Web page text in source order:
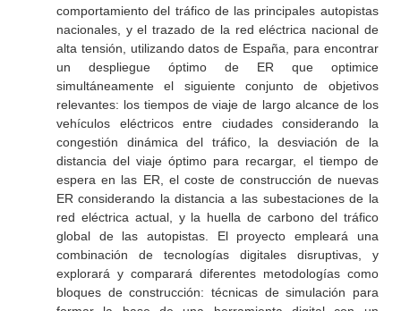
comportamiento del tráfico de las principales autopistas
nacionales, y el trazado de la red eléctrica nacional de
alta tensión, utilizando datos de España, para encontrar
un despliegue óptimo de ER que optimice
simultáneamente el siguiente conjunto de objetivos
relevantes: los tiempos de viaje de largo alcance de los
vehículos eléctricos entre ciudades considerando la
congestión dinámica del tráfico, la desviación de la
distancia del viaje óptimo para recargar, el tiempo de
espera en las ER, el coste de construcción de nuevas
ER considerando la distancia a las subestaciones de la
red eléctrica actual, y la huella de carbono del tráfico
global de las autopistas. El proyecto empleará una
combinación de tecnologías digitales disruptivas, y
explorará y comparará diferentes metodologías como
bloques de construcción: técnicas de simulación para